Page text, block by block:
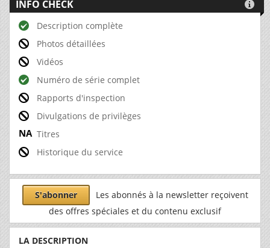
INFO CHECK 
Description complète
Photos détaillées
Vidéos
Numéro de série complet
Rapports d'inspection
Divulgations de privilèges
Titres
Historique du service
S'abonner
Les abonnés à la newsletter reçoivent
des offres spéciales et du contenu exclusif
LA DESCRIPTION